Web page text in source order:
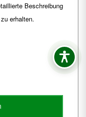
Beschreibung
erhalten.